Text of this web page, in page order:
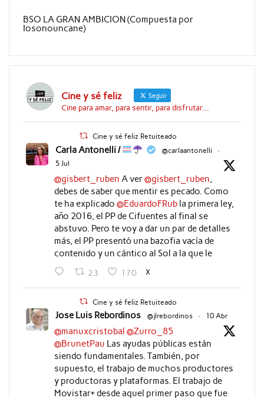
BSO LA GRAN AMBICION (Compuesta por
Iosonouncane)
Cine y sé feliz Seguir
Cine para amar, para sentir, para disfrutar...
Cine y sé feliz Retuiteado
Carla Antonelli / @carlaantonelli
·
5 Jul
@gisbert_ruben A ver@gisbert_ruben,
debes de saber que mentir es pecado. Como
te ha explicado @EduardoFRubla primera ley,
año 2016, el PP de Cifuentes al final se
abstuvo. Pero te voy a dar un par de detalles
más, el PP presentó una bazofia vacía de
contenido y un cántico al Sol a la que le
23 170 X
Cine y sé feliz Retuiteado
Jose Luis Rebordinos @jlrebordinos · 10 Abr
@manuxcristobal @Zurro_85
@BrunetPau Las ayudas públicas están
siendo fundamentales. También, por
supuesto, el trabajo de muchos productores
y productoras y plataformas. El trabajo de
Movistar+ desde aquel primer paso que fue